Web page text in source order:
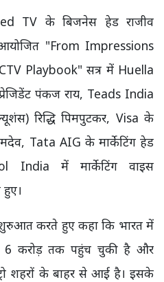
TV के बिजनेस हेड राजीव
"From Impressions
Playbook" सत्र में Huella
पंकज राय, Teads India
रिद्धि पिमपुटकर, Visa के
Tata AIG के मार्केटिंग हेड
India में मार्केटिंग वाइस
शुरुआत करते हुए कहा कि भारत में
6 करोड़ तक पहुंच चुकी है और
शहरों के बाहर से आई है। इसके